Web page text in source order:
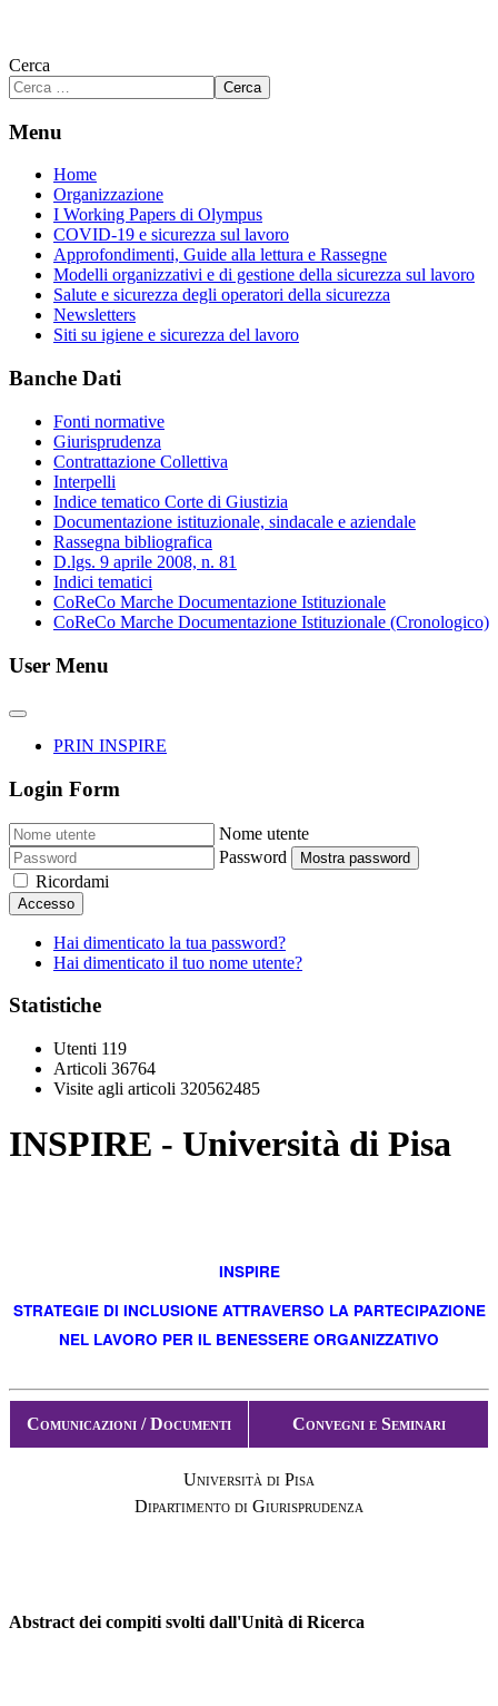
Cerca
Cerca
Menu
Home
Organizzazione
I Working Papers di Olympus
COVID-19 e sicurezza sul lavoro
Approfondimenti, Guide alla lettura e Rassegne
Modelli organizzativi e di gestione della sicurezza sul lavoro
Salute e sicurezza degli operatori della sicurezza
Newsletters
Siti su igiene e sicurezza del lavoro
Banche Dati
Fonti normative
Giurisprudenza
Contrattazione Collettiva
Interpelli
Indice tematico Corte di Giustizia
Documentazione istituzionale, sindacale e aziendale
Rassegna bibliografica
D.lgs. 9 aprile 2008, n. 81
Indici tematici
CoReCo Marche Documentazione Istituzionale
CoReCo Marche Documentazione Istituzionale (Cronologico)
User Menu
PRIN INSPIRE
Login Form
Nome utente
Password
Mostra password
Ricordami
Accesso
Hai dimenticato la tua password?
Hai dimenticato il tuo nome utente?
Statistiche
Utenti 119
Articoli 36764
Visite agli articoli 320562485
INSPIRE - Università di Pisa
INSPIRE
STRATEGIE DI INCLUSIONE ATTRAVERSO LA PARTECIPAZIONE
NEL LAVORO PER IL BENESSERE ORGANIZZATIVO
Comunicazioni /Documenti Convegni eSeminari
Università di Pisa
Dipartimento di Giurisprudenza
Abstract dei compiti svolti dall'Unità di Ricerca